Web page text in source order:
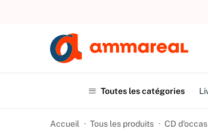
Toutes les catégories
Accueil Tous les produits CD